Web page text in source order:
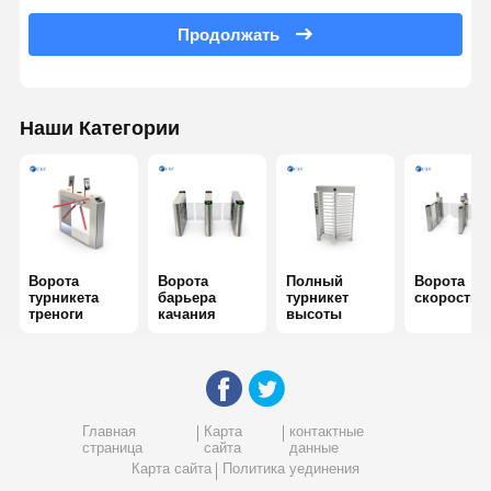
Стеклянный скользящий поворотник
Части ворота с поворотником
Машина распознавания лиц
Контроль доступа к пешеходным воротам
Сканер QR-кода
Парковочная машина
Оборудование для продажи билетов
Компоненты поворотника
Продолжать
Наши Категории
Ворота
турникета
треноги
Ворота
барьера
качания
Полный
турникет
высоты
Ворота
скорости
Главная
страница
Карта
сайта
контактные
данные
Карта сайта
Политика уединения